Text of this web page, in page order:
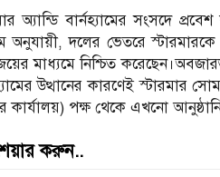
অ্যান্ডি বার্নহ্যামের সংসদে
অনুযায়ী, দলের ভেতরে
মাধ্যমে নিশ্চিত
উত্থানের কারণেই স্টারমার
কার্যালয়) পক্ষ থেকে এখনো
করুন..